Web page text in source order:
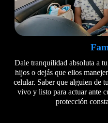
Dale tranquilidad absoluta a
hijos o dejás que ellos
celular. Saber que alguien de
vivo y listo para actuar ante
protección